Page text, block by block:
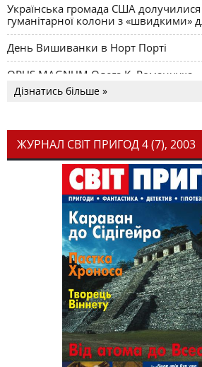
Українська громада США
гуманітарної колони з «швидкими»
День Вишиванки в Норт Порті
OPUS MAGNUM Олега К. Романчука
Дізнатись більше »
ЖУРНАЛ СВІТ ПРИГОД 4 (7), 2003